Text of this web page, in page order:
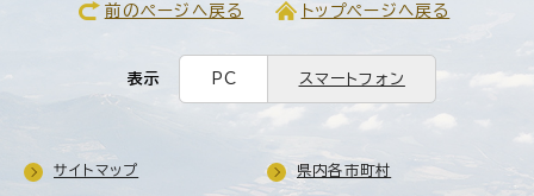
前のページへ戻る トップページへ戻る
表示 PC スマートフォン
サイトマップ 県内各市町村